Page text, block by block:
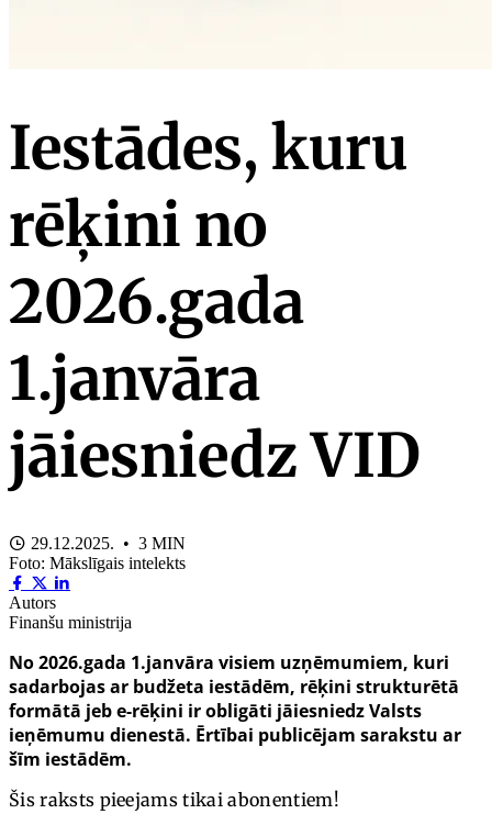
Iestādes, kuru
rēķini no
2026.gada
1.janvāra
jāiesniedz VID
29.12.2025. • 3 MIN
Foto: Mākslīgais intelekts
Autors
Finanšu ministrija
No 2026.gada 1.janvāra visiem uzņēmumiem, kuri
sadarbojas ar budžeta iestādēm, rēķini strukturētā
formātā jeb e-rēķini ir obligāti jāiesniedz Valsts
ieņēmumu dienestā. Ērtībai publicējam sarakstu ar
šīm iestādēm.
Šis raksts pieejams tikai abonentiem!